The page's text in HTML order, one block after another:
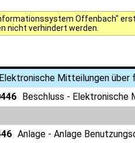
Offenbach"
nicht verhindert werden.
Elektronische Mitteilungen über
Beschluss - Elektronische
Anlage - Anlage